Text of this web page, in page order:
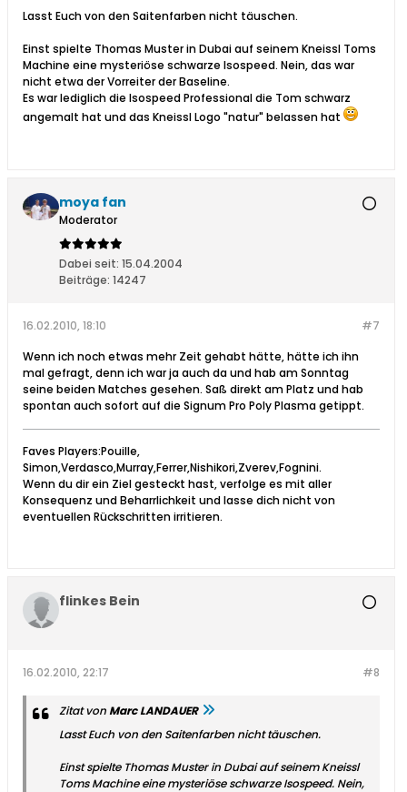
Lasst Euch von den Saitenfarben nicht täuschen.
Einst spielte Thomas Muster in Dubai auf seinem Kneissl Toms
Machine eine mysteriöse schwarze Isospeed. Nein, das war
nicht etwa der Vorreiter der Baseline.
Es war lediglich die Isospeed Professional die Tom schwarz
angemalt hat und das Kneissl Logo "natur" belassen hat
moya fan
Moderator
Dabei seit: 15.04.2004
Beiträge: 14247
#7
16.02.2010, 18:10
Wenn ich noch etwas mehr Zeit gehabt hätte, hätte ich ihn
mal gefragt, denn ich war ja auch da und hab am Sonntag
seine beiden Matches gesehen. Saß direkt am Platz und hab
spontan auch sofort auf die Signum Pro Poly Plasma getippt.
Faves Players:Pouille,
Simon,Verdasco,Murray,Ferrer,Nishikori,Zverev,Fognini.
Wenn du dir ein Ziel gesteckt hast, verfolge es mit aller
Konsequenz und Beharrlichkeit und lasse dich nicht von
eventuellen Rückschritten irritieren.
flinkes Bein
#8
16.02.2010, 22:17
Zitat vonMarc LANDAUER
Lasst Euch von den Saitenfarben nicht täuschen.
Einst spielte Thomas Muster in Dubai auf seinem Kneissl
Toms Machine eine mysteriöse schwarze Isospeed. Nein,